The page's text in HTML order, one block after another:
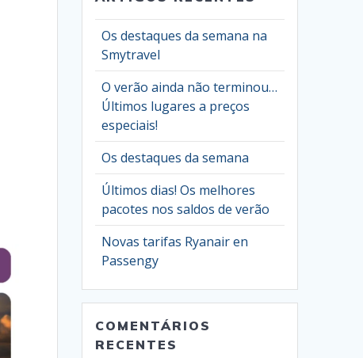
Os destaques da semana na
Smytravel
O verão ainda não terminou…
Últimos lugares a preços
especiais!
Os destaques da semana
Últimos dias! Os melhores
pacotes nos saldos de verão
Novas tarifas Ryanair en
Passengy
COMENTÁRIOS
RECENTES